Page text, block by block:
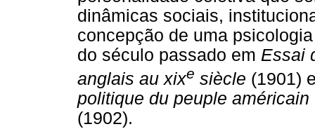
dinâmicas sociais,
concepção de uma
do século passado em Essai
anglais au xixe siècle (1901)
politique du peuple
(1902).